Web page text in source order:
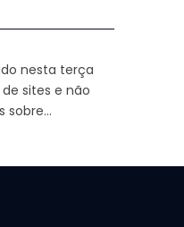
nesta terça
sites e não
sobre…